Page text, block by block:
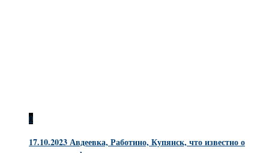
0
17.10.2023 Авдеевка, Работино, Купянск, что известно о